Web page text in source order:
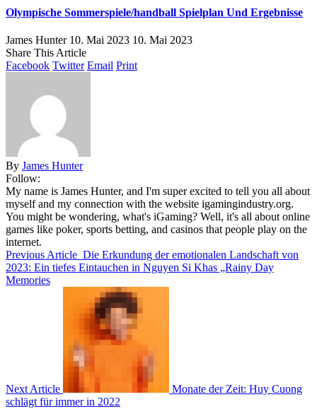
Olympische Sommerspiele/handball Spielplan Und Ergebnisse
James Hunter 10. Mai 2023 10. Mai 2023
Share This Article
Facebook Twitter Email Print
By James Hunter
Follow:
My name is James Hunter, and I'm super excited to tell you all about
myself and my connection with the website igamingindustry.org.
You might be wondering, what's iGaming? Well, it's all about online
games like poker, sports betting, and casinos that people play on the
internet.
Previous Article Die Erkundung der emotionalen Landschaft von
2023: Ein tiefes Eintauchen in Nguyen Si Khas „Rainy Day
Memories
Next Article
Monate der Zeit: Huy Cuong
schlägt für immer in 2022